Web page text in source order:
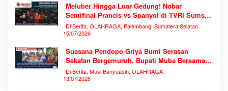
Meluber Hingga Luar Gedung! Nobar
Semifinal Prancis vs Spanyol di TVRI Sumsel
Memecahkan Rekor Antusiasme
Di Berita, OLAHRAGA, Palembang, Sumatera Selatan
15/07/2026
Suasana Pendopo Griya Bumi Serasan
Sekatan Bergemuruh, Bupati Muba Bersama
Ribuan Warga Nobar Laga Bersejarah Piala
Dunia 2026
Di Berita, Musi Banyuasin, OLAHRAGA
13/07/2026